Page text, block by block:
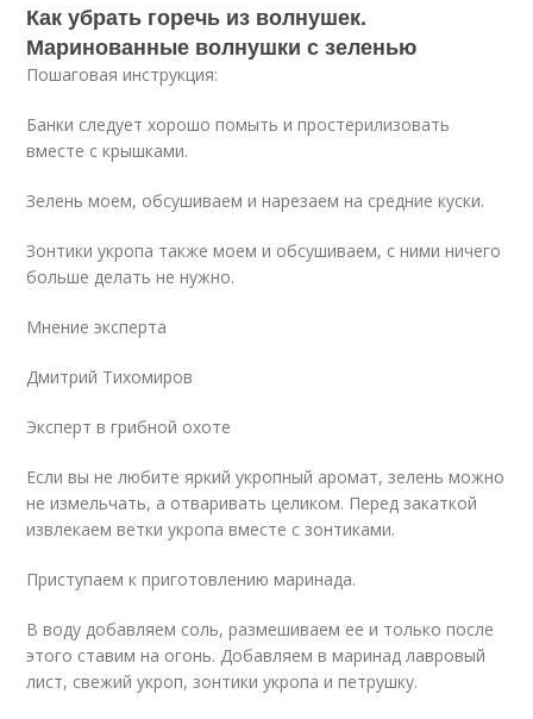
Как убрать горечь из волнушек.
Маринованные волнушки с зеленью
Пошаговая инструкция:
Банки следует хорошо помыть и простерилизовать
вместе с крышками.
Зелень моем, обсушиваем и нарезаем на средние куски.
Зонтики укропа также моем и обсушиваем, с ними ничего
больше делать не нужно.
Мнение эксперта
Дмитрий Тихомиров
Эксперт в грибной охоте
Если вы не любите яркий укропный аромат, зелень можно
не измельчать, а отваривать целиком. Перед закаткой
извлекаем ветки укропа вместе с зонтиками.
Приступаем к приготовлению маринада.
В воду добавляем соль, размешиваем ее и только после
этого ставим на огонь. Добавляем в маринад лавровый
лист, свежий укроп, зонтики укропа и петрушку.